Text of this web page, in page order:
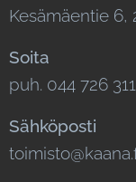
Kesämäentie 6,
Soita
puh. 044 726
Sähköposti